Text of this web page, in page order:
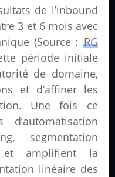
de l’inbound
3 et 6 mois avec
(Source : RG
période initiale
de domaine,
et d’affiner les
Une fois ce
segmentation
et amplifient la
linéaire des